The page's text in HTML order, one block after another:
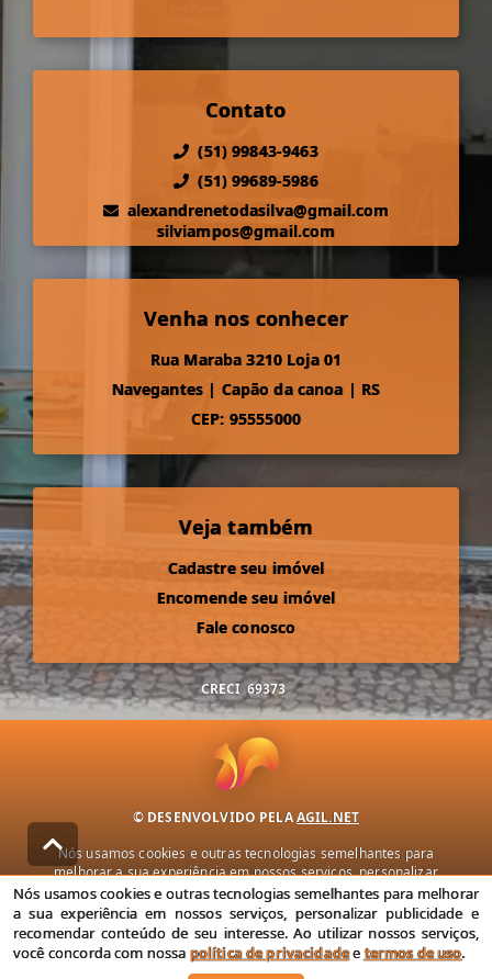
Contato
(51) 99843-9463
(51) 99689-5986
alexandrenetodasilva@gmail.com
silviampos@gmail.com
Venha nos conhecer
Rua Maraba 3210 Loja 01
Navegantes | Capão da canoa | RS
CEP: 95555000
Veja também
Cadastre seu imóvel
Encomende seu imóvel
Fale conosco
CRECI 69373
© DESENVOLVIDO PELAAGIL.NET
Nós usamos cookies e outras tecnologias semelhantes para
melhorar a sua experiência em nossos serviços, personalizar
publicidade e recomendar conteúdo de seu interesse. Ao utilizar
nossos serviços, você concorda com nossa política de privacidade e
termos de uso.
Política de Privacidade Termos de uso
Nós usamos cookies e outras tecnologias semelhantes para melhorar
a sua experiência em nossos serviços, personalizar publicidade e
recomendar conteúdo de seu interesse. Ao utilizar nossos serviços,
você concorda com nossa política de privacidadeetermos de uso.